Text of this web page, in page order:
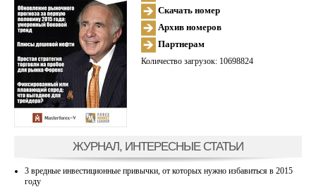
Скачать номер
Архив номеров
Партнерам
Количество загрузок: 10698824
ЖУРНАЛ, ИНТЕРЕСНЫЕ СТАТЬИ
3 вредные инвестиционные привычки, от которых нужно избавиться в 2015
году